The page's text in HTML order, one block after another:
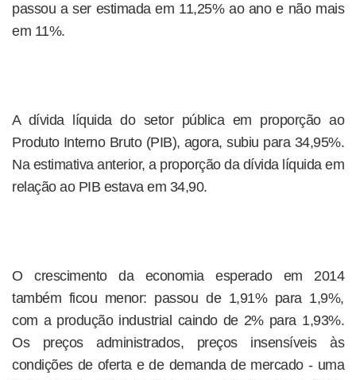
passou a ser estimada em 11,25% ao ano e não mais
em 11%.
A dívida líquida do setor pública em proporção ao
Produto Interno Bruto (PIB), agora, subiu para 34,95%.
Na estimativa anterior, a proporção da dívida líquida em
relação ao PIB estava em 34,90.
O crescimento da economia esperado em 2014
também ficou menor: passou de 1,91% para 1,9%,
com a produção industrial caindo de 2% para 1,93%.
Os preços administrados, preços insensíveis às
condições de oferta e de demanda de mercado - uma